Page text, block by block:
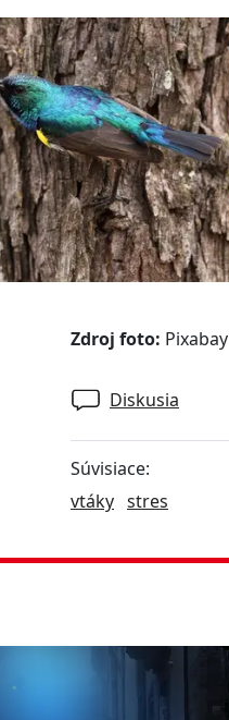
Zdroj foto: Pixabay
Diskusia
Súvisiace:
vtáky stres